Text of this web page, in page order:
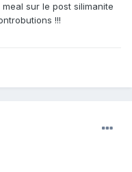
sur le post silimanite
!!!